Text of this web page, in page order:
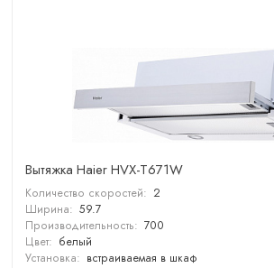
Вытяжка Haier HVX-T671W
Количество скоростей: 2
Ширина: 59.7
Производительность: 700
Цвет: белый
Установка: встраиваемая в шкаф